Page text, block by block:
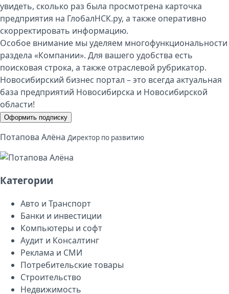
увидеть, сколько раз была просмотрена карточка
предприятия на ГлобалНСК.ру, а также оперативно
скорректировать информацию.
Особое внимание мы уделяем многофункциональности
раздела «Компании». Для вашего удобства есть
поисковая строка, а также отраслевой рубрикатор.
Новосибирский бизнес портал – это всегда актуальная
база предприятий Новосибирска и Новосибирской
области!
Оформить подписку
Потапова Алёна Директор по развитию
Категории
Авто и Транспорт
Банки и инвестиции
Компьютеры и софт
Аудит и Консалтинг
Реклама и СМИ
Потребительские товары
Строительство
Недвижимость